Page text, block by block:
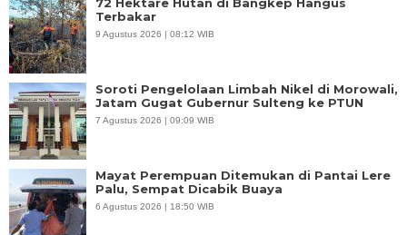
Terbakar
9 Agustus 2026 | 08:12 WIB
Soroti Pengelolaan Limbah Nikel di Morowali,
Jatam Gugat Gubernur Sulteng ke PTUN
7 Agustus 2026 | 09:09 WIB
Mayat Perempuan Ditemukan di Pantai Lere
Palu, Sempat Dicabik Buaya
6 Agustus 2026 | 18:50 WIB